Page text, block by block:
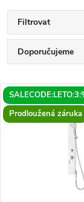
Filtrovat
Ř
a
z
Doporučujeme
Nejdražší
Nejprodávanější
V
ý
Prodloužená záruka